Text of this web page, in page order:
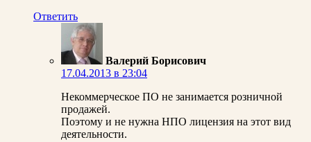
Ответить
Валерий Борисович
17.04.2013 в 23:04
Некоммерческое ПО не занимается розничной
продажей.
Поэтому и не нужна НПО лицензия на этот вид
деятельности.